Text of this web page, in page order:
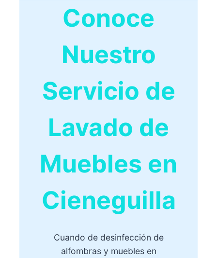
Conoce
Nuestro
Servicio de
Lavado de
Muebles en
Cieneguilla
Cuando de desinfección de
alfombras y muebles en